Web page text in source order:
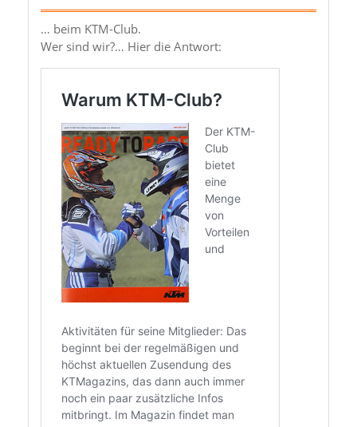
… beim KTM-Club.
Wer sind wir?… Hier die Antwort: